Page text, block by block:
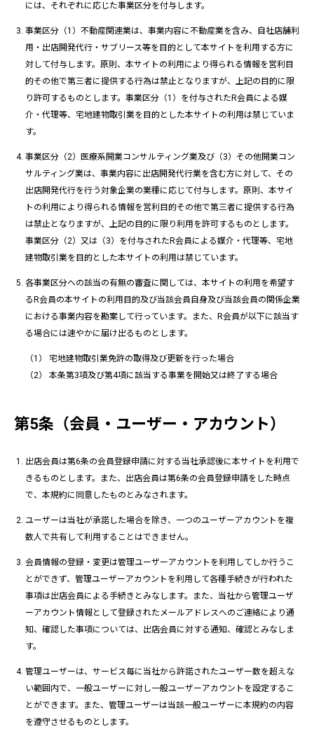
には、それぞれに応じた事業区分を付与します。
事業区分（1）不動産関連業は、事業内容に不動産業を含み、自社店舗利
用・出店開発代行・サブリース等を目的として本サイトを利用する方に
対して付与します。原則、本サイトの利用により得られる情報を営利目
的その他で第三者に提供する行為は禁止となりますが、上記の目的に限
り許可するものとします。事業区分（1）を付与されたR会員による媒
介・代理等、宅地建物取引業を目的とした本サイトの利用は禁じていま
す。
事業区分（2）医療系開業コンサルティング業及び（3）その他開業コン
サルティング業は、事業内容に出店開発代行業を含む方に対して、その
出店開発代行を行う対象企業の業種に応じて付与します。原則、本サイ
トの利用により得られる情報を営利目的その他で第三者に提供する行為
は禁止となりますが、上記の目的に限り利用を許可するものとします。
事業区分（2）又は（3）を付与されたR会員による媒介・代理等、宅地
建物取引業を目的とした本サイトの利用は禁じています。
各事業区分への該当の有無の審査に関しては、本サイトの利用を希望す
るR会員の本サイトの利用目的及び当該会員自身及び当該会員の関係企業
における事業内容を勘案して行っています。また、R会員が以下に該当す
る場合には速やかに届け出るものとします。
宅地建物取引業免許の取得及び更新を行った場合
本条第3項及び第4項に該当する事業を開始又は終了する場合
第5条（会員・ユーザー・アカウント）
出店会員は第6条の会員登録申請に対する当社承認後に本サイトを利用で
きるものとします。また、出店会員は第6条の会員登録申請をした時点
で、本規約に同意したものとみなされます。
ユーザーは当社が承諾した場合を除き、一つのユーザーアカウントを複
数人で共有して利用することはできません。
会員情報の登録・変更は管理ユーザーアカウントを利用してしか行うこ
とができず、管理ユーザーアカウントを利用して各種手続きが行われた
事項は出店会員による手続きとみなします。また、当社から管理ユーザ
ーアカウント情報として登録されたメールアドレスへのご連絡により通
知、確認した事項については、出店会員に対する通知、確認とみなしま
す。
管理ユーザーは、サービス毎に当社から許諾されたユーザー数を超えな
い範囲内で、一般ユーザーに対し一般ユーザーアカウントを設定するこ
とができます。また、管理ユーザーは当該一般ユーザーに本規約の内容
を遵守させるものとします。